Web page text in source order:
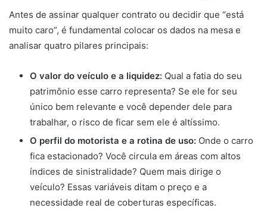
Antes de assinar qualquer contrato ou decidir que “está
muito caro”, é fundamental colocar os dados na mesa e
analisar quatro pilares principais:
O valor do veículo e a liquidez: Qual a fatia do seu
patrimônio esse carro representa? Se ele for seu
único bem relevante e você depender dele para
trabalhar, o risco de ficar sem ele é altíssimo.
O perfil do motorista e a rotina de uso: Onde o carro
fica estacionado? Você circula em áreas com altos
índices de sinistralidade? Quem mais dirige o
veículo? Essas variáveis ditam o preço e a
necessidade real de coberturas específicas.